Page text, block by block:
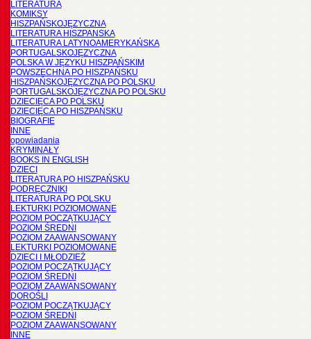
LITERATURA
KOMIKSY
HISZPAŃSKOJĘZYCZNA
LITERATURA HISZPANSKA
LITERATURA LATYNOAMERYKAŃSKA
PORTUGALSKOJĘZYCZNA
POLSKA W JĘZYKU HISZPAŃSKIM
POWSZECHNA PO HISZPAŃSKU
HISZPAŃSKOJĘZYCZNA PO POLSKU
PORTUGALSKOJĘZYCZNA PO POLSKU
DZIECIĘCA PO POLSKU
DZIECIĘCA PO HISZPAŃSKU
BIOGRAFIE
INNE
opowiadania
KRYMINAŁY
BOOKS IN ENGLISH
DZIECI
LITERATURA PO HISZPAŃSKU
PODRĘCZNIKI
LITERATURA PO POLSKU
LEKTURKI POZIOMOWANE
POZIOM POCZĄTKUJĄCY
POZIOM ŚREDNI
POZIOM ZAAWANSOWANY
LEKTURKI POZIOMOWANE
DZIECI I MŁODZIEŻ
POZIOM POCZĄTKUJĄCY
POZIOM ŚREDNI
POZIOM ZAAWANSOWANY
DOROŚLI
POZIOM POCZĄTKUJĄCY
POZIOM ŚREDNI
POZIOM ZAAWANSOWANY
INNE